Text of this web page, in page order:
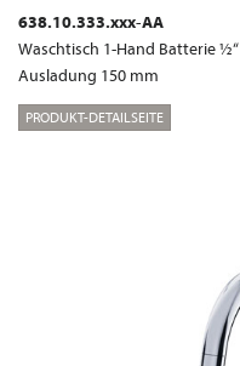
638.10.333.xxx-AA
Waschtisch 1-Hand Batterie ½“
Ausladung 150 mm
PRODUKT-DETAILSEITE